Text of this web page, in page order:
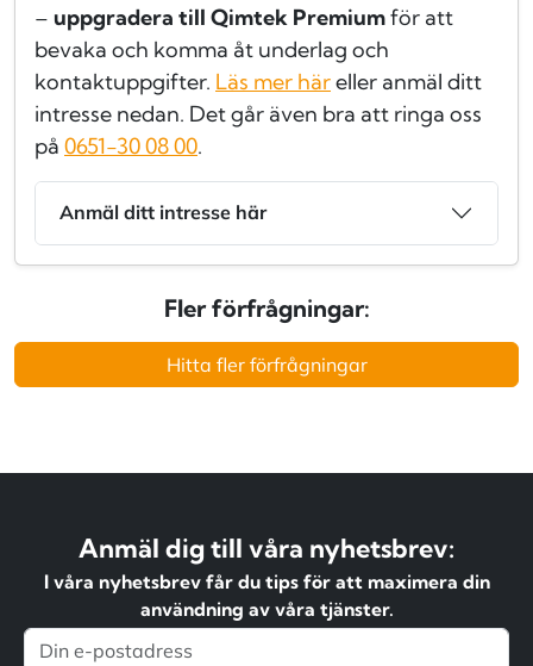
– uppgradera till Qimtek Premiumför att
bevaka och komma åt underlag och
kontaktuppgifter. Läs mer häreller anmäl ditt
intresse nedan. Det går även bra att ringa oss
på 0651-30 08 00.
Anmäl ditt intresse här
Fler förfrågningar:
Hitta fler förfrågningar
Anmäl dig till våra nyhetsbrev:
I våra nyhetsbrev får du tips för att maximera din
användning av våra tjänster.